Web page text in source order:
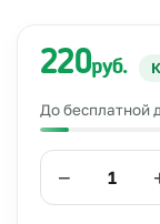
220руб.
До бесплатной
−